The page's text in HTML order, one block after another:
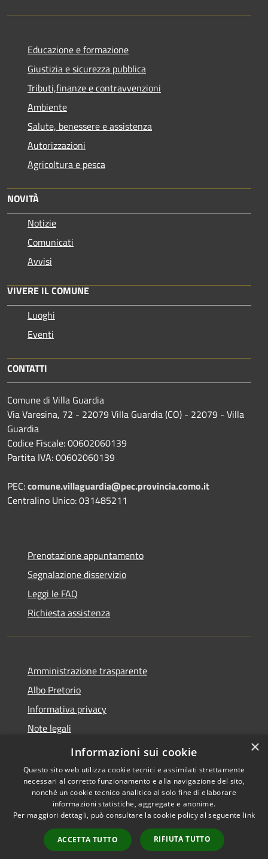
Educazione e formazione
Giustizia e sicurezza pubblica
Tributi,finanze e contravvenzioni
Ambiente
Salute, benessere e assistenza
Autorizzazioni
Agricoltura e pesca
NOVITÀ
Notizie
Comunicati
Avvisi
VIVERE IL COMUNE
Luoghi
Eventi
CONTATTI
Comune di Villa Guardia
Via Varesina, 72 - 22079 Villa Guardia (CO) - 22079 - Villa
Guardia
Codice Fiscale: 00602060139
Partita IVA: 00602060139
PEC:comune.villaguardia@pec.provincia.como.it
Centralino Unico: 031485211
Prenotazione appuntamento
Segnalazione disservizio
Leggi le FAQ
Richiesta assistenza
Amministrazione trasparente
Albo Pretorio
Informativa privacy
Note legali
Dichiarazione di accessibilità
Accessibilità
Copyright © 2026 • Comune di
Villa Guardia • Powered by
Municipium•
Accesso
redazione
×
Informazioni sui cookie
Questo sito web utilizza cookie tecnici e assimilati strettamente
necessari al corretto funzionamento e alla navigazione del sito,
nonché un cookie tecnico analitico al solo fine di elaborare
informazioni statistiche, aggregate e anonime.
Per maggiori dettagli, può consultare la cookie policy al seguente link
ACCETTA TUTTO RIFIUTA TUTTO